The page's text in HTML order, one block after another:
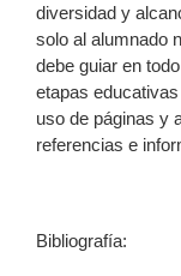
diversidad y
solo al alumnado
debe guiar en
etapas
uso de páginas y
referencias e
Bibliografía: